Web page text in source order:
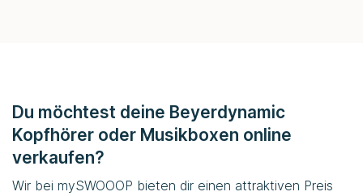
Du möchtest deine Beyerdynamic
Kopfhörer oder Musikboxen online
verkaufen?
Wir bei mySWOOOP bieten dir einen attraktiven Preis